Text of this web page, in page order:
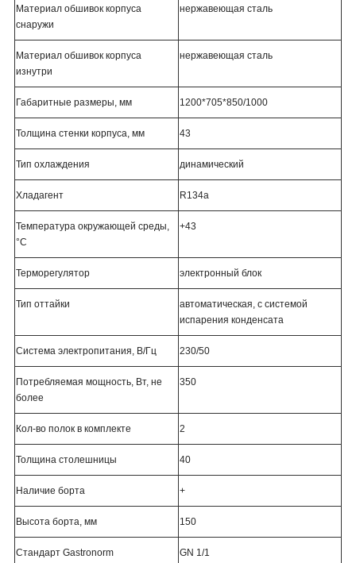
Материал обшивок корпуса
снаружи
нержавеющая сталь
Материал обшивок корпуса
изнутри
нержавеющая сталь
Габаритные размеры, мм 1200*705*850/1000
Толщина стенки корпуса, мм 43
Тип охлаждения динамический
Хладагент R134a
Температура окружающей среды,
°С
+43
Терморегулятор электронный блок
Тип оттайки
автоматическая, с системой
испарения конденсата
Система электропитания, В/Гц 230/50
Потребляемая мощность, Вт, не
более
350
Кол-во полок в комплекте 2
Толщина столешницы 40
Наличие борта +
Высота борта, мм 150
Стандарт Gastronorm GN 1/1